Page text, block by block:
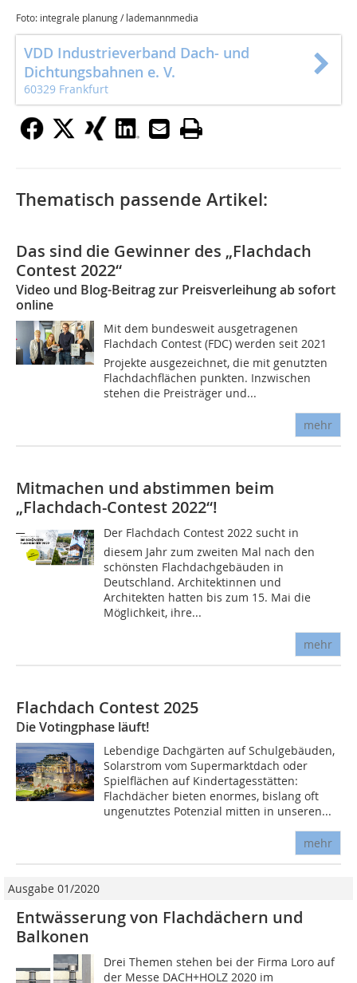
Foto: integrale planung / lademannmedia
VDD Industrieverband Dach- und
Dichtungsbahnen e. V.
60329 Frankfurt
Thematisch passende Artikel:
Das sind die Gewinner des „Flachdach
Contest 2022“
Video und Blog-Beitrag zur Preisverleihung ab sofort
online
Mit dem bundesweit ausgetragenen
Flachdach Contest (FDC) werden seit 2021
Projekte ausgezeichnet, die mit genutzten
Flachdachflächen punkten. Inzwischen
stehen die Preisträger und...
mehr
Mitmachen und abstimmen beim
„Flachdach-Contest 2022“!
Der Flachdach Contest 2022 sucht in
diesem Jahr zum zweiten Mal nach den
schönsten Flachdachgebäuden in
Deutschland. Architektinnen und
Architekten hatten bis zum 15. Mai die
Möglichkeit, ihre...
mehr
Flachdach Contest 2025
Die Votingphase läuft!
Lebendige Dachgärten auf Schulgebäuden,
Solarstrom vom Supermarktdach oder
Spielflächen auf Kindertagesstätten:
Flachdächer bieten enormes, bislang oft
ungenutztes Potenzial mitten in unseren...
mehr
Ausgabe 01/2020
Entwässerung von Flachdächern und
Balkonen
Drei Themen stehen bei der Firma Loro auf
der Messe DACH+HOLZ 2020 im